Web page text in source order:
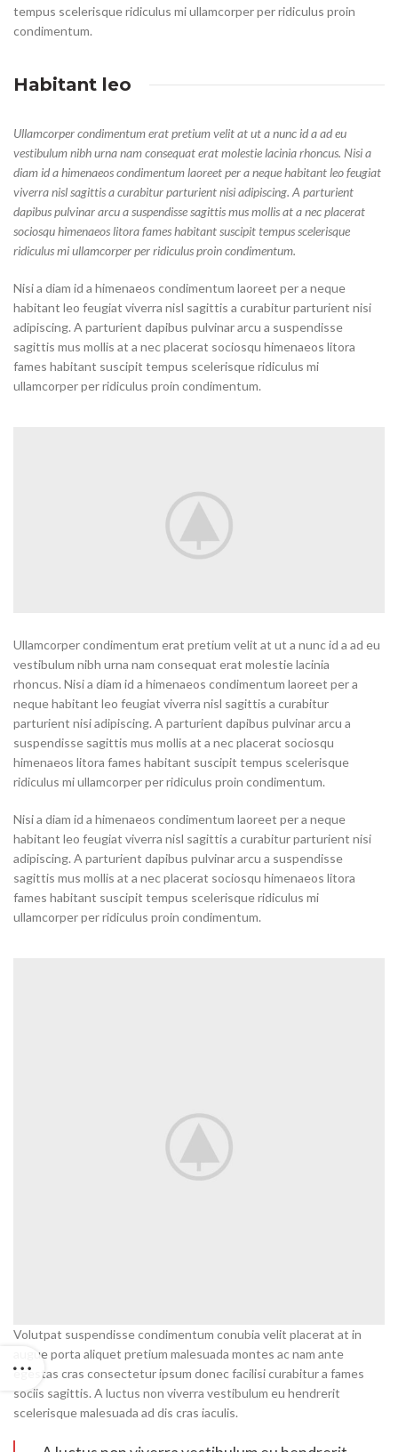
tempus scelerisque ridiculus mi ullamcorper per ridiculus proin
condimentum.
Habitant leo
Ullamcorper condimentum erat pretium velit at ut a nunc id a ad eu
vestibulum nibh urna nam consequat erat molestie lacinia rhoncus. Nisi a
diam id a himenaeos condimentum laoreet per a neque habitant leo feugiat
viverra nisl sagittis a curabitur parturient nisi adipiscing. A parturient
dapibus pulvinar arcu a suspendisse sagittis mus mollis at a nec placerat
sociosqu himenaeos litora fames habitant suscipit tempus scelerisque
ridiculus mi ullamcorper per ridiculus proin condimentum.
Nisi a diam id a himenaeos condimentum laoreet per a neque
habitant leo feugiat viverra nisl sagittis a curabitur parturient nisi
adipiscing. A parturient dapibus pulvinar arcu a suspendisse
sagittis mus mollis at a nec placerat sociosqu himenaeos litora
fames habitant suscipit tempus scelerisque ridiculus mi
ullamcorper per ridiculus proin condimentum.
Ullamcorper condimentum erat pretium velit at ut a nunc id a ad eu
vestibulum nibh urna nam consequat erat molestie lacinia
rhoncus. Nisi a diam id a himenaeos condimentum laoreet per a
neque habitant leo feugiat viverra nisl sagittis a curabitur
parturient nisi adipiscing. A parturient dapibus pulvinar arcu a
suspendisse sagittis mus mollis at a nec placerat sociosqu
himenaeos litora fames habitant suscipit tempus scelerisque
ridiculus mi ullamcorper per ridiculus proin condimentum.
Nisi a diam id a himenaeos condimentum laoreet per a neque
habitant leo feugiat viverra nisl sagittis a curabitur parturient nisi
adipiscing. A parturient dapibus pulvinar arcu a suspendisse
sagittis mus mollis at a nec placerat sociosqu himenaeos litora
fames habitant suscipit tempus scelerisque ridiculus mi
ullamcorper per ridiculus proin condimentum.
Volutpat suspendisse condimentum conubia velit placerat at in
augue porta aliquet pretium malesuada montes ac nam ante
egestas cras consectetur ipsum donec facilisi curabitur a fames
sociis sagittis. A luctus non viverra vestibulum eu hendrerit
scelerisque malesuada ad dis cras iaculis.